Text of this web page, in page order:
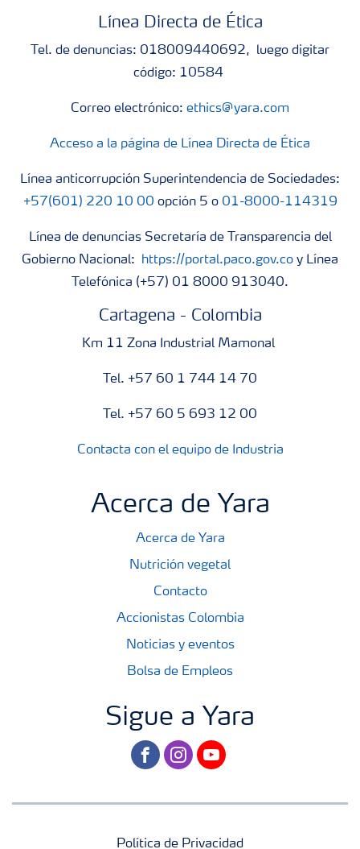
Línea Directa de Ética
Tel. de denuncias: 018009440692, luego digitar
código: 10584
Correo electrónico: ethics@yara.com
Acceso a la página de Línea Directa de Ética
Línea anticorrupción Superintendencia de Sociedades:
+57(601) 220 10 00 opción 5 o 01-8000-114319
Línea de denuncias Secretaría de Transparencia del
Gobierno Nacional:
https://portal.paco.gov.co y Línea
Telefónica (+57) 01 8000 913040.
Cartagena - Colombia
Km 11 Zona Industrial Mamonal
Tel. +57 60 1 744 14 70
Tel. +57 60 5 693 12 00
Contacta con el equipo de Industria
Acerca de Yara
Acerca de Yara
Nutrición vegetal
Contacto
Accionistas Colombia
Noticias y eventos
Bolsa de Empleos
Sigue a Yara
facebookinstagram
youtube
Política de Privacidad